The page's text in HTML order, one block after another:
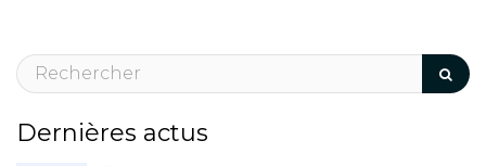
Dernières actus